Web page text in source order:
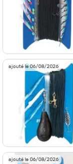
ajouté le 06/08/2026
ajouté le 06/08/2026